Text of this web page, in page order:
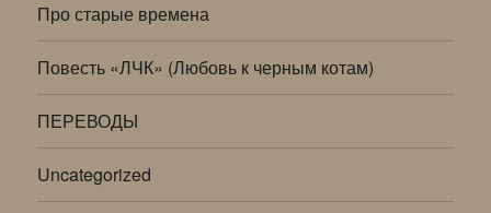
Про старые времена
Повесть «ЛЧК» (Любовь к черным котам)
ПЕРЕВОДЫ
Uncategorized